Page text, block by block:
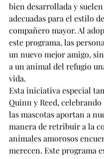
bien desarrollada y
adecuadas para el estilo
compañero mayor. Al
este programa, las
un nuevo mejor amigo,
a un animal del refugio
vida.
Esta iniciativa especial
Quinn y Reed,
las mascotas aportan a
manera de retribuir a la
animales amorosos
merecen. Este programa